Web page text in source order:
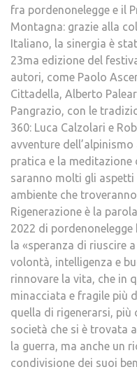
fra pordenonelegge e il
Montagna: grazie alla
Italiano, la sinergia è
23ma edizione del
autori, come Paolo
Cittadella, Alberto
Pangrazio, con le
360: Luca Calzolari e
avventure
pratica e la meditazione
saranno molti gli
ambiente che
Rigenerazione è la
2022 di
la «speranza di riuscire
volontà, intelligenza e
rinnovare la vita, che in
minacciata e fragile più
quella di rigenerarsi, più
società che si è trovata
la guerra, ma anche un
condivisione dei suoi